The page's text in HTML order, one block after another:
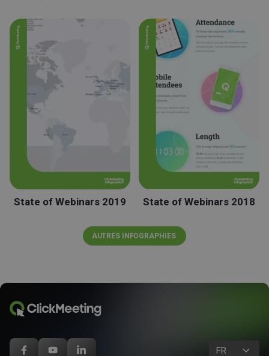
State of Webinars 2019 State of Webinars 2018
AUTRES INFOGRAPHIES
FR